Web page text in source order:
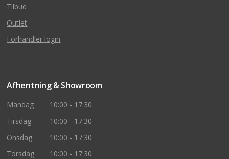
Tilbud
Outlet
Forhandler login
Afhentning & Showroom
Mandag
10:00 - 17:30
Tirsdag
10:00 - 17:30
Onsdag
10:00 - 17:30
Torsdag
10:00 - 17:30